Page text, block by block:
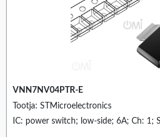
VNN7NV04PTR-E
Tootja: STMicroelectronics
IC: power switch; low-side; 6A; Ch: 1;